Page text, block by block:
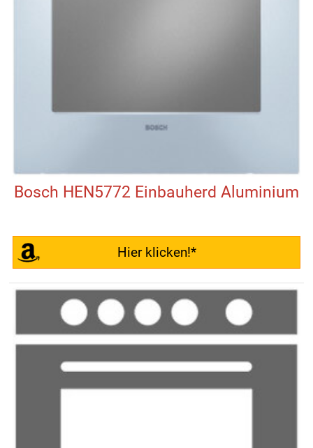
Bosch HEN5772 Einbauherd Aluminium
Hier klicken!*